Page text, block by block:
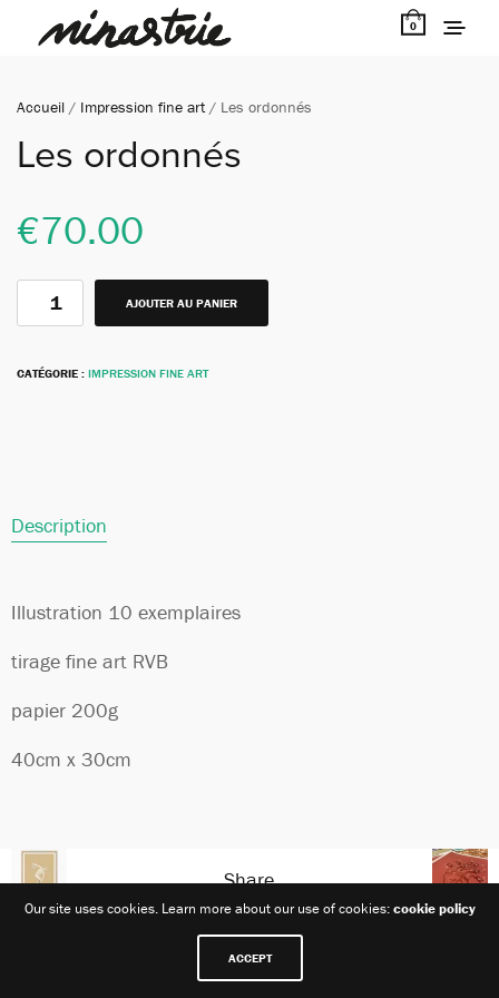
0
Accueil / Impression fine art/ Les ordonnés
Les ordonnés
€70.00
AJOUTER AU PANIER
CATÉGORIE : IMPRESSION FINE ART
Description
Illustration 10 exemplaires
tirage fine art RVB
papier 200g
40cm x 30cm
Share
Our site uses cookies. Learn more about our use of cookies:cookie policy
ACCEPT